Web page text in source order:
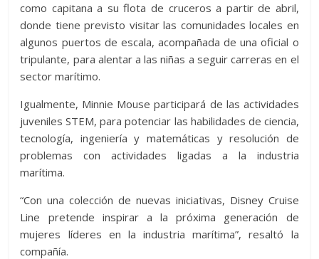
como capitana a su flota de cruceros a partir de abril,
donde tiene previsto visitar las comunidades locales en
algunos puertos de escala, acompañada de una oficial o
tripulante, para alentar a las niñas a seguir carreras en el
sector marítimo.
Igualmente, Minnie Mouse participará de las actividades
juveniles STEM, para potenciar las habilidades de ciencia,
tecnología, ingeniería y matemáticas y resolución de
problemas con actividades ligadas a la industria
marítima.
“Con una colección de nuevas iniciativas, Disney Cruise
Line pretende inspirar a la próxima generación de
mujeres líderes en la industria marítima”, resaltó la
compañía.